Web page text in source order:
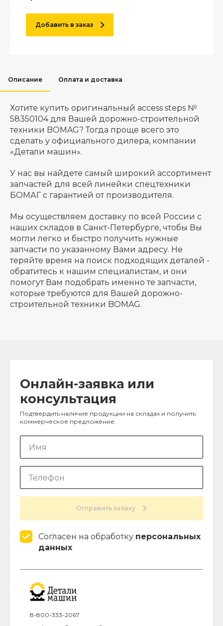
Добавить в заказ
Описание Оплата и доставка
Хотите купить оригинальный access steps №
58350104 для Вашей дорожно-строительной
техники BOMAG? Тогда проще всего это
сделать у официального дилера, компании
«Детали машин».
У нас вы найдете самый широкий ассортимент
запчастей для всей линейки спецтехники
БОМАГ с гарантией от производителя.
Мы осуществляем доставку по всей России с
наших складов в Санкт-Петербурге, чтобы Вы
могли легко и быстро получить нужные
запчасти по указанному Вами адресу. Не
теряйте время на поиск подходящих деталей -
обратитесь к нашим специалистам, и они
помогут Вам подобрать именно те запчасти,
которые требуются для Вашей дорожно-
строительной техники BOMAG.
Онлайн-заявка или
консультация
Подтвердить наличие продукции на складах и получить
коммерческое предложение:
Отправить заявку
Согласен на обработку персональных
данных
8-800-333-2067